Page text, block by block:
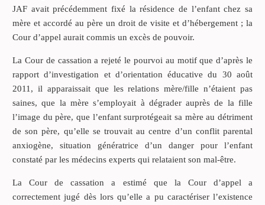
JAF avait précédemment fixé la résidence de l’enfant chez sa
mère et accordé au père un droit de visite et d’hébergement ; la
Cour d’appel aurait commis un excès de pouvoir.
La Cour de cassation a rejeté le pourvoi au motif que d’après le
rapport d’investigation et d’orientation éducative du 30 août
2011, il apparaissait que les relations mère/fille n’étaient pas
saines, que la mère s’employait à dégrader auprès de la fille
l’image du père, que l’enfant surprotégeait sa mère au détriment
de son père, qu’elle se trouvait au centre d’un conflit parental
anxiogène, situation génératrice d’un danger pour l’enfant
constaté par les médecins experts qui relataient son mal-être.
La Cour de cassation a estimé que la Cour d’appel a
correctement jugé dès lors qu’elle a pu caractériser l’existence